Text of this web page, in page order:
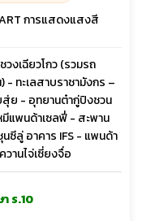
การแสดงแสงสี
งเฉียวโกว (รวมรถ
- ทะเลสาบราชามังกร –
สุ่ย - อุทยานต๋ากู่ปิงชวน
มีแพนด้าเซลฟี่ - สะพาน
ซีลู่ อาคาร IFS - แพนด้า
านไจ่เซี่ยงจื่อ
ร.10